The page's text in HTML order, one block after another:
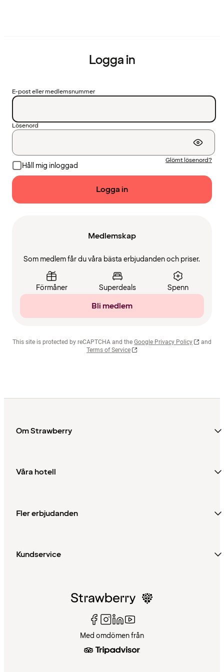
Logga in
E-post eller medlemsnummer
Lösenord
Håll mig inloggad
Glömt lösenord?
Logga in
Medlemskap
Som medlem får du våra bästa erbjudanden och priser.
Förmåner Superdeals Spenn
Bli medlem
This site is protected by reCAPTCHA and the Google Privacy Policy
and
Terms of Service
Om Strawberry
Våra hotell
Fler erbjudanden
Kundservice
Med omdömen från